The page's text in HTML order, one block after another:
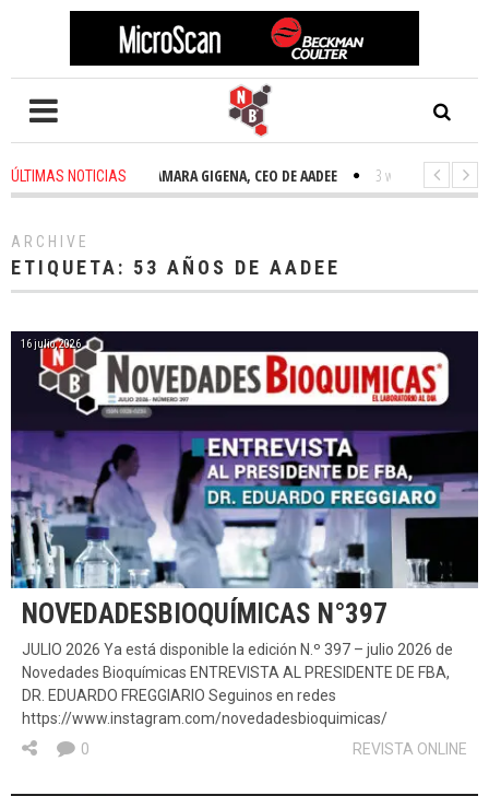
ÚLTIMAS NOTICIAS
2 weeks ago - TAMARA GIGENA, CEO DE AADEE 3 weeks ago -
ARCHIVE
ETIQUETA: 53 AÑOS DE AADEE
16 julio, 2026
NOVEDADESBIOQUÍMICAS N°397
JULIO 2026 Ya está disponible la edición N.º 397 – julio 2026 de
Novedades Bioquímicas ENTREVISTA AL PRESIDENTE DE FBA,
DR. EDUARDO FREGGIARIO Seguinos en redes
https://www.instagram.com/novedadesbioquimicas/
REVISTA ONLINE
0